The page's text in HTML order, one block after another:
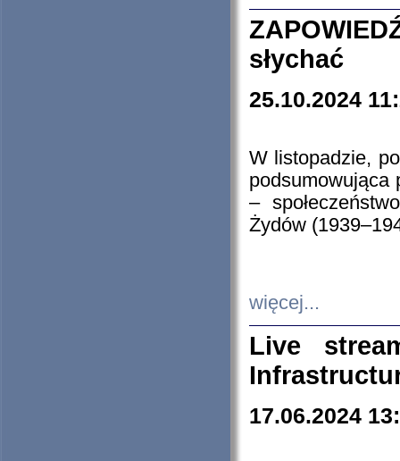
słychać
25.10.2024
W listopadzie,
podsumowująca
–
Żydów
więcej...
Live
17.06.2024